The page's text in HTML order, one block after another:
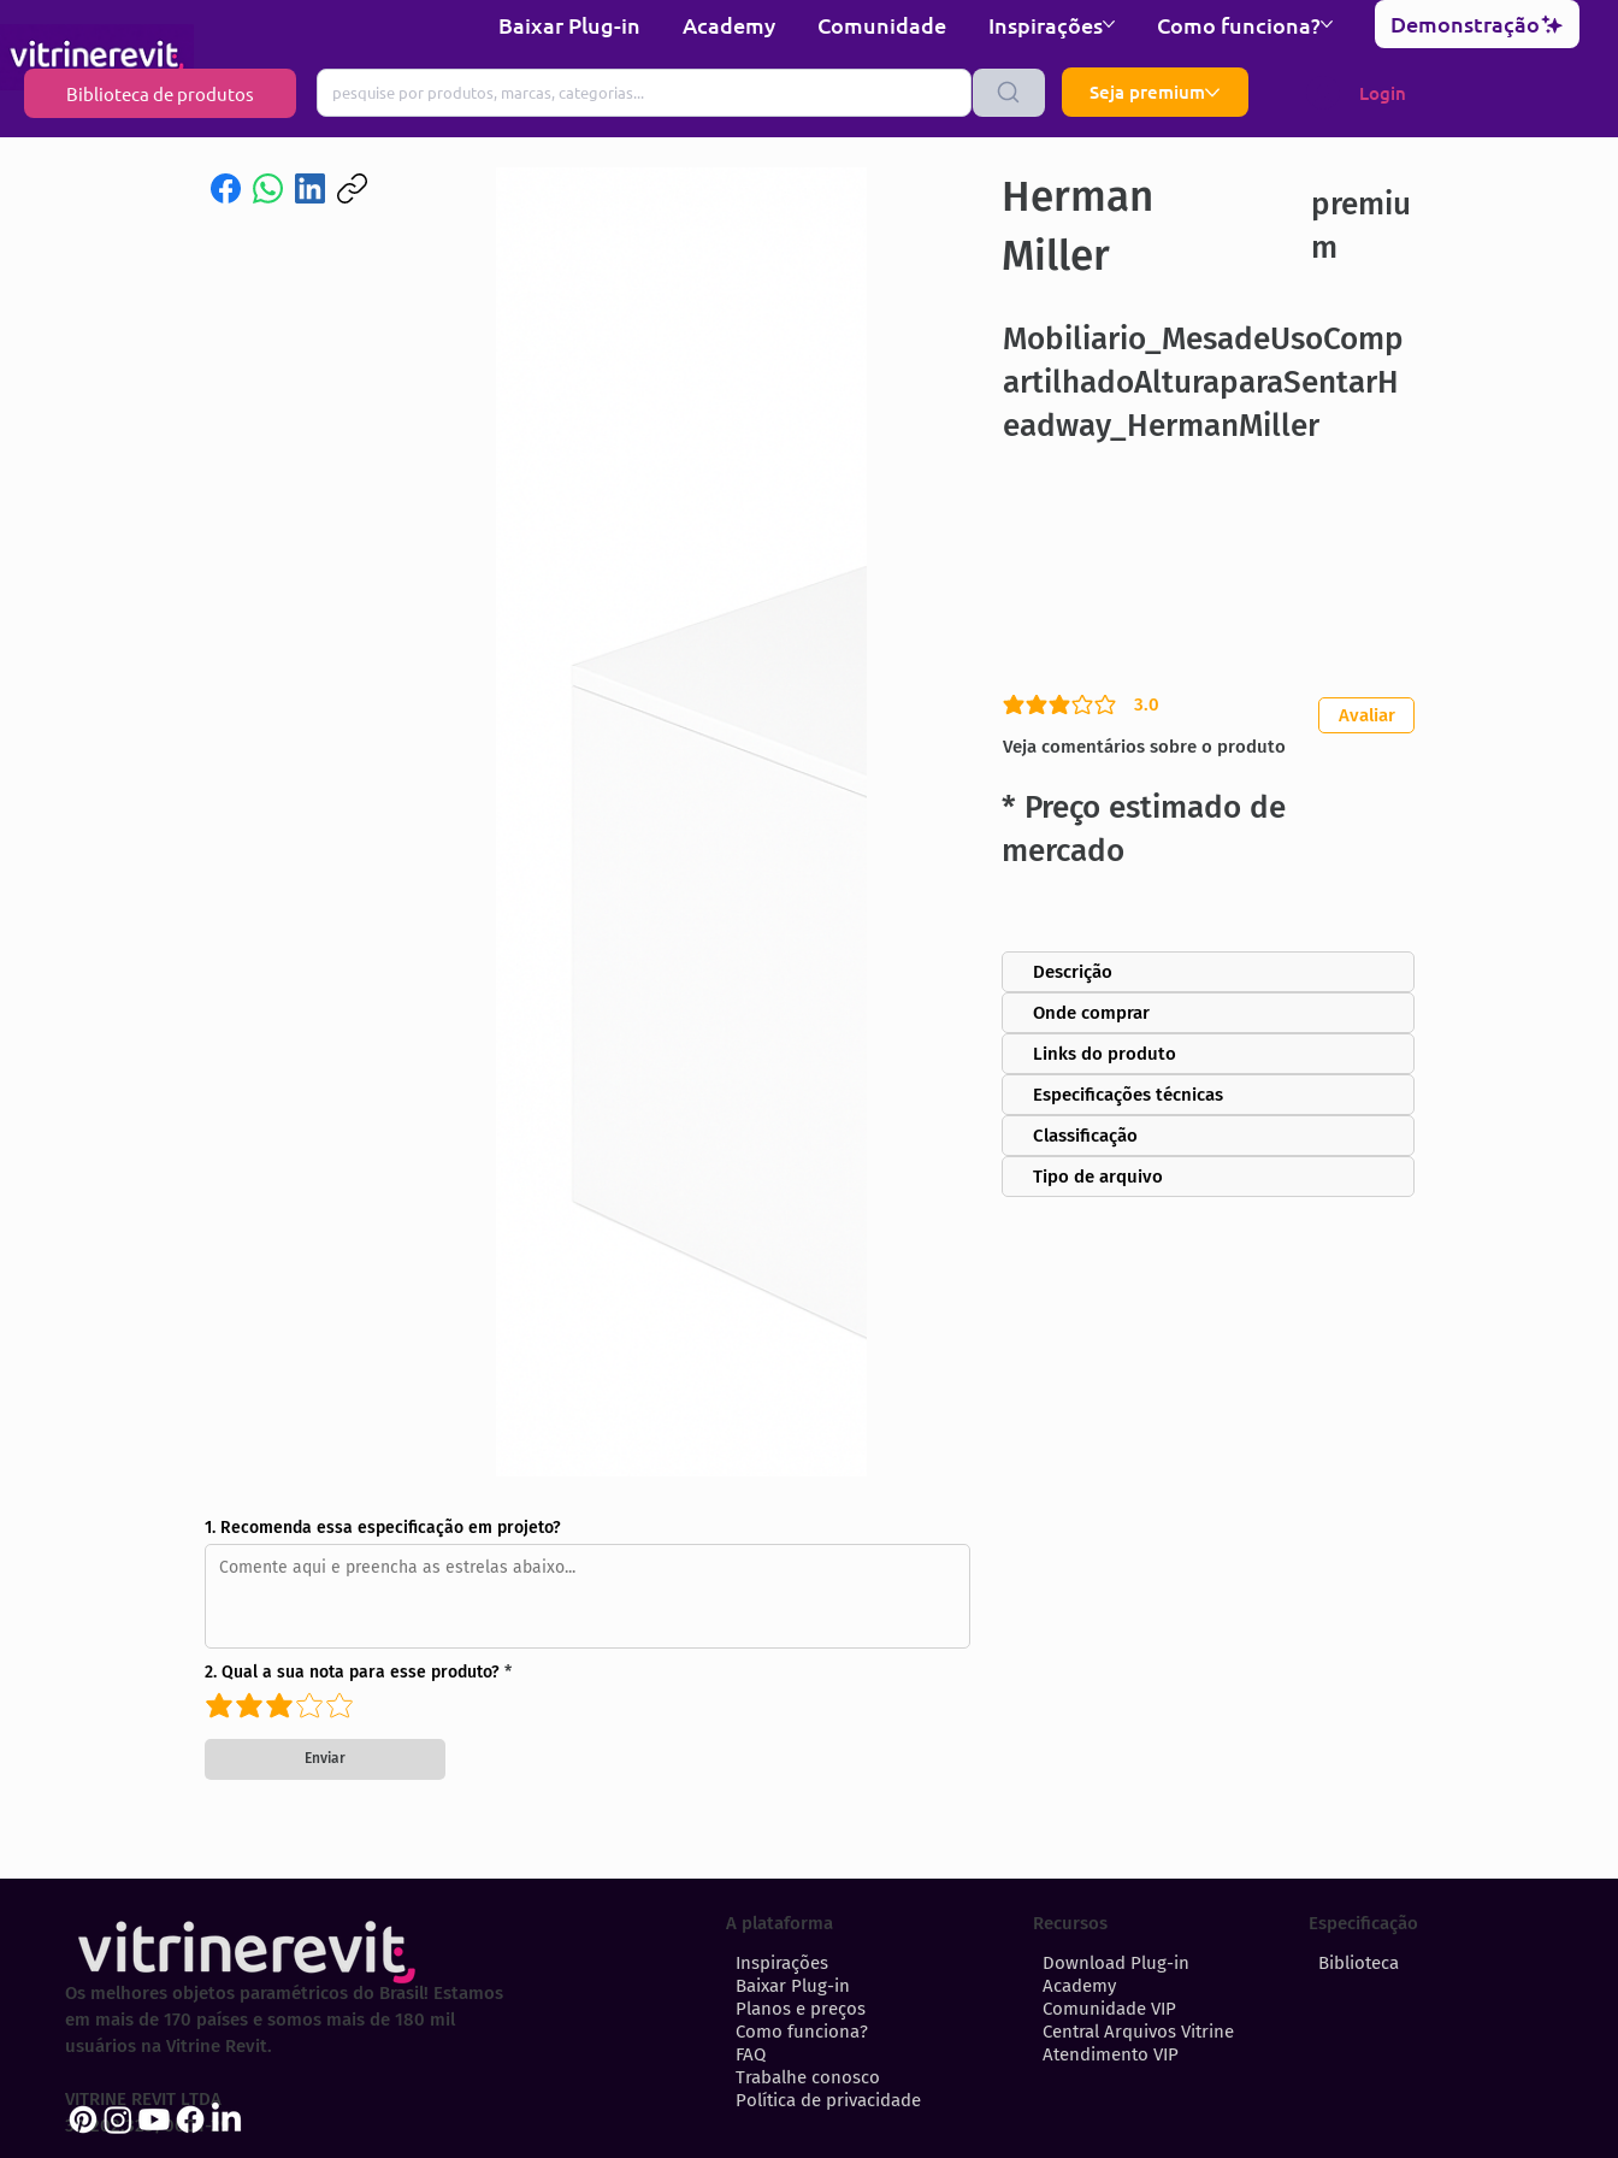
Baixar Plug-in Academy Comunidade Inspirações Como funciona? Demonstração
Biblioteca de produtos Seja premium Login
Herman
Miller
premiu
m
Mobiliario_MesadeUsoComp
artilhadoAlturaparaSentarH
eadway_HermanMiller
3.0
classificação média é 3 de 5
Veja comentários sobre o produto
Avaliar
* Preço estimado de
mercado
Descrição
Onde comprar
Links do produto
Especificações técnicas
Classificação
Tipo de arquivo
1. Recomenda essa especificação em projeto?
2. Qual a sua nota para esse produto?
Enviar
A plataforma
Inspirações
Baixar Plug-in
Planos e preços
Como funciona?
FAQ
Trabalhe conosco
Política de privacidade
Recursos
Download Plug-in
Academy
Comunidade VIP
Central Arquivos Vitrine
Atendimento VIP
Especificação
Biblioteca
Os melhores objetos paramétricos do Brasil! Estamos
em mais de 170 países e somos mais de 180 mil
usuários na Vitrine Revit.
VITRINE REVIT LTDA
30.202.323/0001-29